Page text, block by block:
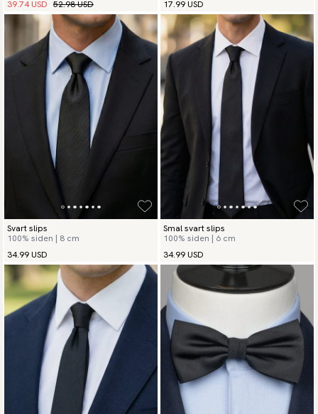
39.74 USD 52.98 USD 17.99 USD
Svart slips
100% siden | 8 cm
34.99 USD
Smal svart slips
100% siden | 6 cm
34.99 USD